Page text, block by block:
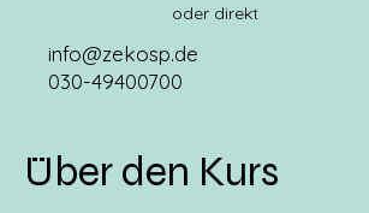
oder direkt
info@zekosp.de
030-49400700
Über den Kurs